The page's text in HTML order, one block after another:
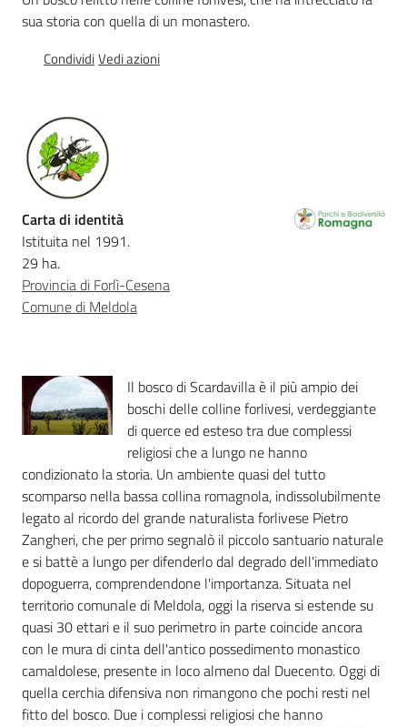
Natura
Biodiversità
Consultazione
su
Ambiente
Argomenti
Novità
Servizi
sua storia con quella di un monastero.
CondividiVedi azioni
Carta di identità
Istituita nel 1991.
29 ha.
Provincia di Forlì-Cesena
Comune di Meldola
Il bosco di Scardavilla è il più ampio dei
boschi delle colline forlivesi, verdeggiante
di querce ed esteso tra due complessi
religiosi che a lungo ne hanno
condizionato la storia. Un ambiente quasi del tutto
scomparso nella bassa collina romagnola, indissolubilmente
legato al ricordo del grande naturalista forlivese Pietro
Zangheri, che per primo segnalò il piccolo santuario naturale
e si battè a lungo per difenderlo dal degrado dell'immediato
dopoguerra, comprendendone l'importanza. Situata nel
territorio comunale di Meldola, oggi la riserva si estende su
quasi 30 ettari e il suo perimetro in parte coincide ancora
con le mura di cinta dell'antico possedimento monastico
camaldolese, presente in loco almeno dal Duecento. Oggi di
quella cerchia difensiva non rimangono che pochi resti nel
fitto del bosco. Due i complessi religiosi che hanno